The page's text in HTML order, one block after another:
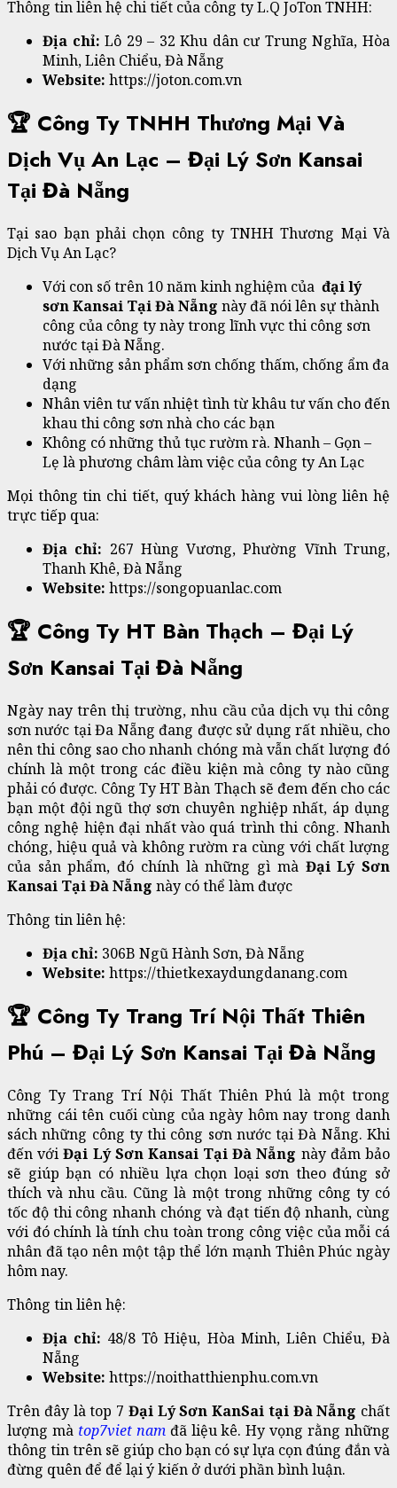
Thông tin liên hệ chi tiết của công ty L.Q JoTon TNHH:
Địa chỉ: Lô 29 – 32 Khu dân cư Trung Nghĩa, Hòa
Minh, Liên Chiểu, Đà Nẵng
Website: https://joton.com.vn
🏆 Công Ty TNHH Thương Mại Và
Dịch Vụ An Lạc – Đại Lý Sơn Kansai
Tại Đà Nẵng
Tại sao bạn phải chọn công ty TNHH Thương Mại Và
Dịch Vụ An Lạc?
Với con số trên 10 năm kinh nghiệm của đại lý
sơn Kansai Tại Đà Nẵng này đã nói lên sự thành
công của công ty này trong lĩnh vực thi công sơn
nước tại Đà Nẵng.
Với những sản phẩm sơn chống thấm, chống ẩm đa
dạng
Nhân viên tư vấn nhiệt tình từ khâu tư vấn cho đến
khau thi công sơn nhà cho các bạn
Không có những thủ tục rườm rà. Nhanh – Gọn –
Lẹ là phương châm làm việc của công ty An Lạc
Mọi thông tin chi tiết, quý khách hàng vui lòng liên hệ
trực tiếp qua:
Địa chỉ: 267 Hùng Vương, Phường Vĩnh Trung,
Thanh Khê, Đà Nẵng
Website: https://songopuanlac.com
🏆 Công Ty HT Bàn Thạch – Đại Lý
Sơn Kansai Tại Đà Nẵng
Ngày nay trên thị trường, nhu cầu của dịch vụ thi công
sơn nước tại Đa Nẵng đang được sử dụng rất nhiều, cho
nên thi công sao cho nhanh chóng mà vẫn chất lượng đó
chính là một trong các điều kiện mà công ty nào cũng
phải có được. Công Ty HT Bàn Thạch sẽ đem đến cho các
bạn một đội ngũ thợ sơn chuyên nghiệp nhất, áp dụng
công nghệ hiện đại nhất vào quá trình thi công. Nhanh
chóng, hiệu quả và không rườm ra cùng với chất lượng
của sản phẩm, đó chính là những gì mà Đại Lý Sơn
Kansai Tại Đà Nẵng này có thể làm được
Thông tin liên hệ:
Địa chỉ: 306B Ngũ Hành Sơn, Đà Nẵng
Website: https://thietkexaydungdanang.com
🏆 Công Ty Trang Trí Nội Thất Thiên
Phú – Đại Lý Sơn Kansai Tại Đà Nẵng
Công Ty Trang Trí Nội Thất Thiên Phú là một trong
những cái tên cuối cùng của ngày hôm nay trong danh
sách những công ty thi công sơn nước tại Đà Nẵng. Khi
đến vớiĐại Lý Sơn Kansai Tại Đà Nẵng này đảm bảo
sẽ giúp bạn có nhiều lựa chọn loại sơn theo đúng sở
thích và nhu cầu. Cũng là một trong những công ty có
tốc độ thi công nhanh chóng và đạt tiến độ nhanh, cùng
với đó chính là tính chu toàn trong công việc của mỗi cá
nhân đã tạo nên một tập thể lớn mạnh Thiên Phúc ngày
hôm nay.
Thông tin liên hệ:
Địa chỉ: 48/8 Tô Hiệu, Hòa Minh, Liên Chiểu, Đà
Nẵng
Website: https://noithatthienphu.com.vn
Trên đây là top 7 Đại Lý Sơn KanSai tại Đà Nẵng chất
lượng mà top7viet namđã liệu kê. Hy vọng rằng những
thông tin trên sẽ giúp cho bạn có sự lựa cọn đúng đắn và
đừng quên để để lại ý kiến ở dưới phần bình luận.